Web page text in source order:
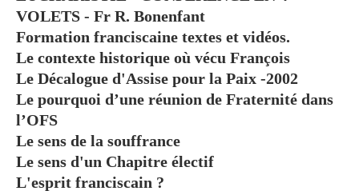
VOLETS - Fr R. Bonenfant
Formation franciscaine textes et vidéos.
Le contexte historique où vécu François
Le Décalogue d'Assise pour la Paix -2002
Le pourquoi d’une réunion de Fraternité dans
l’OFS
Le sens de la souffrance
Le sens d'un Chapitre électif
L'esprit franciscain ?